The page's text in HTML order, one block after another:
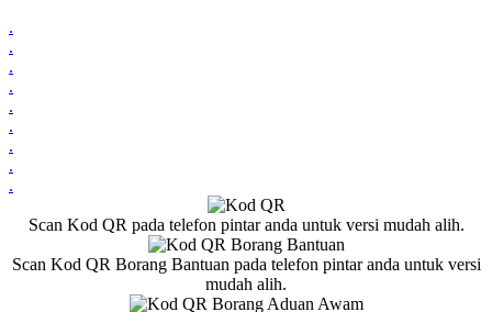
.
.
.
.
.
.
.
.
.
Scan Kod QR pada telefon pintar anda untuk versi mudah alih.
Scan Kod QR Borang Bantuan pada telefon pintar anda untuk versi
mudah alih.